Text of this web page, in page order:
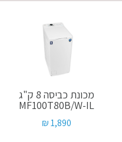
מכונת כביסה 8 ק"ג
MF100T80B/W-IL
1,890 ₪